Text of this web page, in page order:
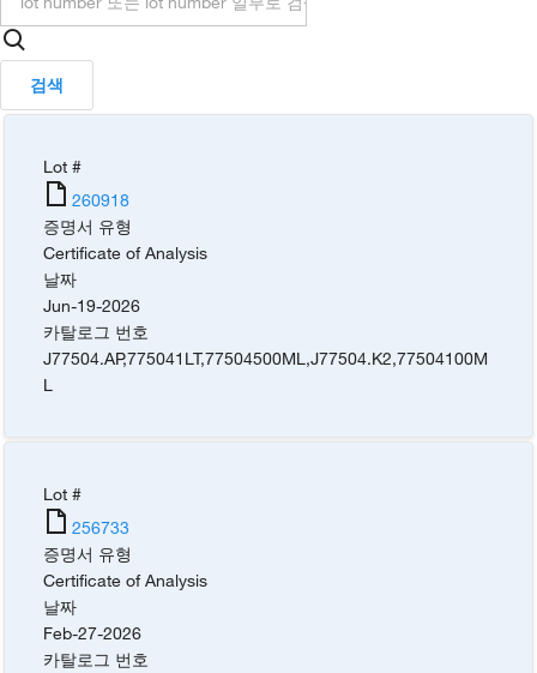
검색
Lot #
260918
증명서 유형
Certificate of Analysis
날짜
Jun-19-2026
카탈로그 번호
J77504.AP,775041LT,77504500ML,J77504.K2,77504100M
L
Lot #
256733
증명서 유형
Certificate of Analysis
날짜
Feb-27-2026
카탈로그 번호